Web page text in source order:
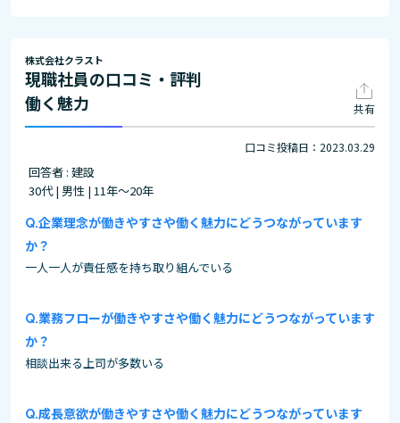
株式会社クラスト
現職社員の口コミ・評判
働く魅力
共有
口コミ投稿日：2023.03.29
回答者 : 建設
30代 | 男性 | 11年～20年
企業理念が働きやすさや働く魅力にどうつながっています
か？
一人一人が責任感を持ち取り組んでいる
業務フローが働きやすさや働く魅力にどうつながっています
か？
相談出来る上司が多数いる
成長意欲が働きやすさや働く魅力にどうつながっています